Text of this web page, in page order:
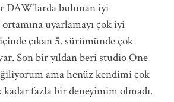
DAW’larda bulunan iyi
uyarlamayı çok iyi
çıkan 5. sürümünde çok
Son bir yıldan beri studio One
ama henüz kendimi çok
kadar fazla bir deneyimim olmadı.